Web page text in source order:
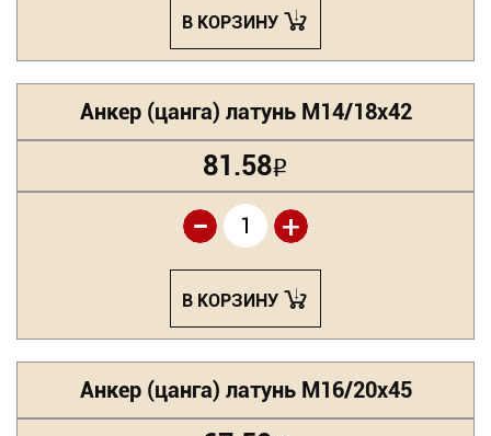
В КОРЗИНУ
Анкер (цанга) латунь М14/18х42
81.58Р
+
-
В КОРЗИНУ
Анкер (цанга) латунь М16/20х45